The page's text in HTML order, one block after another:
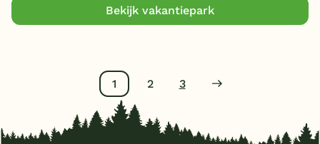
Bekijk vakantiepark
1 2 3